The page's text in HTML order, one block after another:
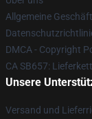
Allgemeine
DMCA - Copyright
CA SB657:
Unsere
Versand und